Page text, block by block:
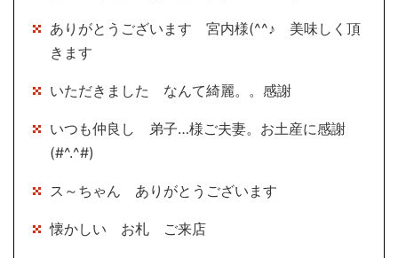
ありがとうございます 宮内様(^^♪ 美味しく頂
きます
いただきました なんて綺麗。。感謝
いつも仲良し 弟子…様ご夫妻。お土産に感謝
(#^.^#)
ス～ちゃん ありがとうございます
懐かしい お札 ご来店